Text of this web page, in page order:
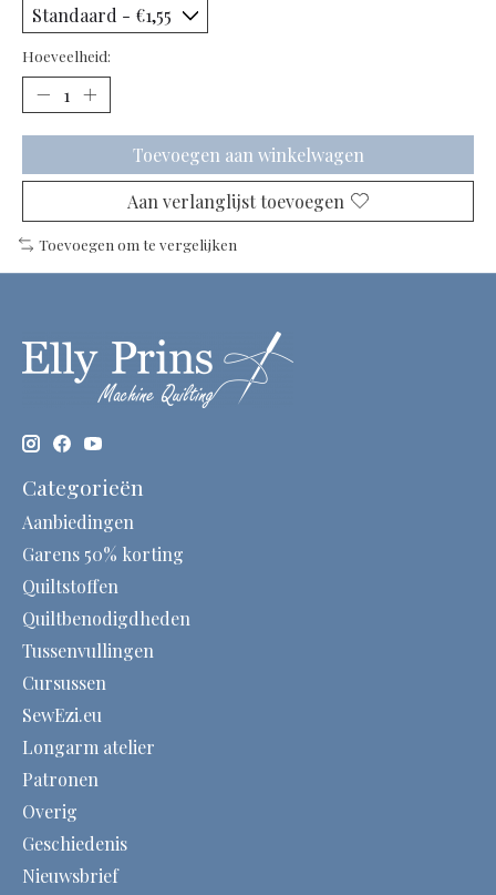
Hoeveelheid:
Toevoegen aan winkelwagen
Aan verlanglijst toevoegen
Toevoegen om te vergelijken
Categorieën
Aanbiedingen
Garens 50% korting
Quiltstoffen
Quiltbenodigdheden
Tussenvullingen
Cursussen
SewEzi.eu
Longarm atelier
Patronen
Overig
Geschiedenis
Nieuwsbrief